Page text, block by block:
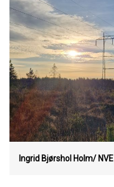
Ingrid Bjørshol Holm/ NVE